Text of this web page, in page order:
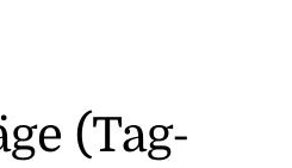
(Tag-